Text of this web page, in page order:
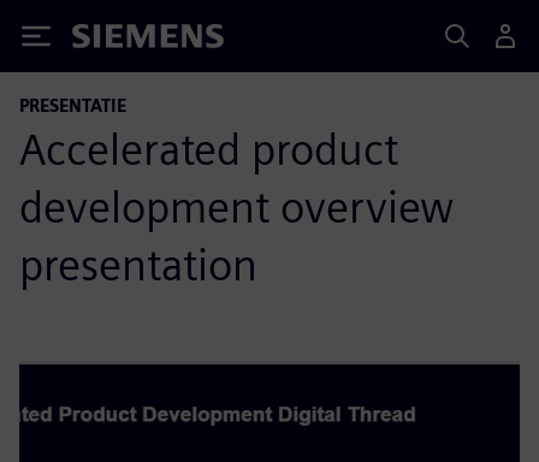
Siemens
PRESENTATIE
Accelerated product
development overview
presentation